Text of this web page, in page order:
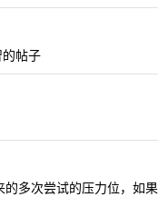
帖子
多次尝试的压力位，如